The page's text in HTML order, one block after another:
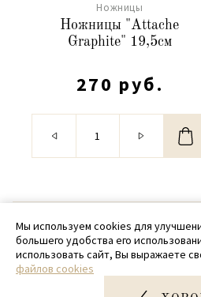
Ножницы
Ножницы "Attache
Graphite" 19,5см
270 руб.
© 2020 - 2026
+ 7 (918)
Мы используем cookies для
большего удобства его
использовать сайт, Вы выражаете
файлов cookies